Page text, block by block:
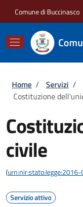
Comune di Buccinasco
Briciole di
Home / Servizi /
Costituzione
civile
(
Servizio attivo